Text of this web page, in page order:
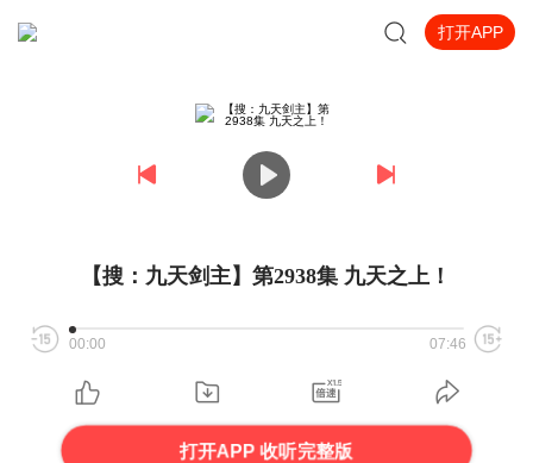
打开APP
【搜：九天剑主】第2938集 九天之上！
00:00 07:46
打开APP 收听完整版